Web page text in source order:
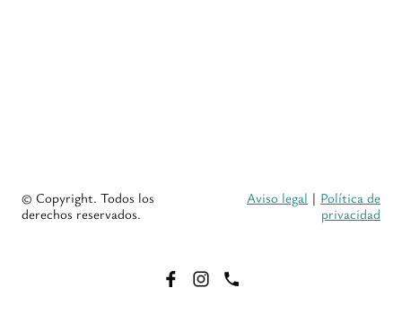
© Copyright. Todos los
derechos reservados.
Aviso legal | Política de
privacidad